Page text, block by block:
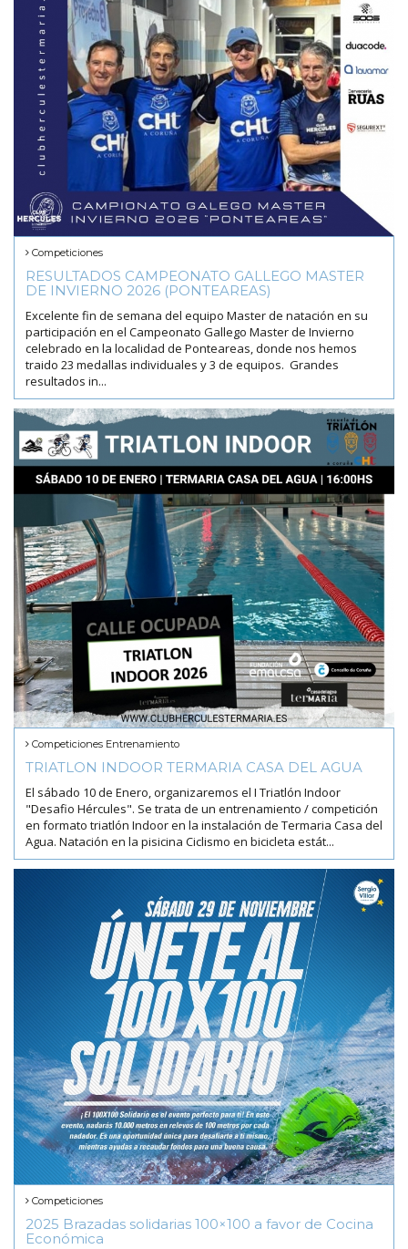
Competiciones
RESULTADOS CAMPEONATO GALLEGO MASTER
DE INVIERNO 2026 (PONTEAREAS)
Excelente fin de semana del equipo Master de natación en su
participación en el Campeonato Gallego Master de Invierno
celebrado en la localidad de Ponteareas, donde nos hemos
traido 23 medallas individuales y 3 de equipos. Grandes
resultados in...
Competiciones Entrenamiento
TRIATLON INDOOR TERMARIA CASA DEL AGUA
El sábado 10 de Enero, organizaremos el I Triatlón Indoor
"Desafio Hércules". Se trata de un entrenamiento / competición
en formato triatlón Indoor en la instalación de Termaria Casa del
Agua. Natación en la pisicina Ciclismo en bicicleta estát...
Competiciones
2025 Brazadas solidarias 100×100 a favor de Cocina
Económica